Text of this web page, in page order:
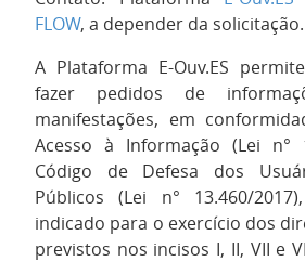
FLOW, a depender da solicitação.
A Plataforma E-Ouv.ES
fazer pedidos de
manifestações, em
Acesso à Informação (Lei n°
Código de Defesa dos
Públicos (Lei n° 13.460/
indicado para o exercício dos
previstos nos incisos I, II, VII e